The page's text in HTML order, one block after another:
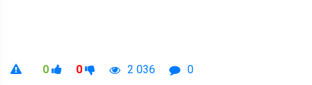
0 0 2 036 0